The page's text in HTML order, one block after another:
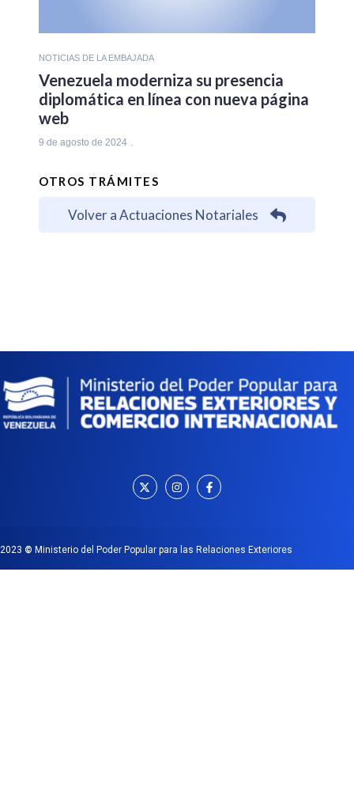
NOTICIAS DE LA EMBAJADA
Venezuela moderniza su presencia
diplomática en línea con nueva página
web
9 de agosto de 2024
OTROS TRÁMITES
Volver a Actuaciones Notariales
2023 © Ministerio del Poder Popular para las Relaciones Exteriores